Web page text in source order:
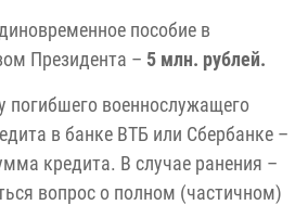
пособие в
Президента – 5 млн. рублей.
погибшего военнослужащего
в банке ВТБ или Сбербанке –
кредита. В случае ранения –
вопрос о полном (частичном)